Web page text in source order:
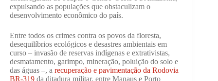
expulsando as populações que obstaculizam o
desenvolvimento econômico do país.
Entre todos os crimes contra os povos da floresta,
desequilíbrios ecológicos e desastres ambientais em
curso – invasão de reservas indígenas e extrativistas,
desmatamento, garimpo, mineração, poluição do solo e
das águas –, a recuperação e pavimentação da Rodovia
BR-319 da ditadura militar, entre Manaus e Porto